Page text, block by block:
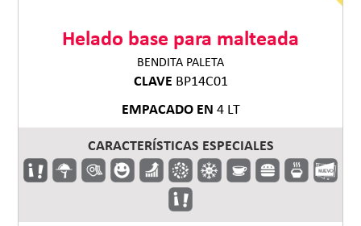
Helado base para malteada
BENDITA PALETA
CLAVE BP14C01
EMPACADO EN 4 LT
CARACTERÍSTICAS ESPECIALES